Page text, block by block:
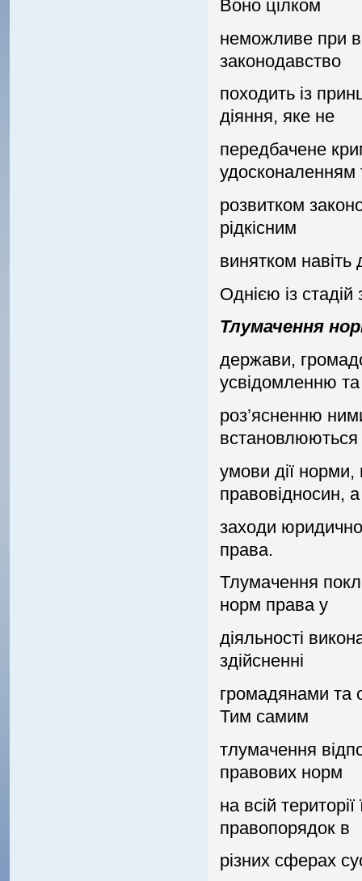
Воно цiлком
неможливе при
законодавство
походить iз
дiяння, яке не
передбачене
удосконаленням
розвитком
рiдкiсним
винятком навiть
Однiєю iз стадiй
Тлумачення
держави,
усвiдомленню та
роз’ясненню
встановлюються
умови дiї норми,
правовiдносин,
заходи
права.
Тлумачення
норм права у
дiяльностi
здiйсненнi
громадянами та
Тим самим
тлумачення
правових норм
на всiй територiї
правопорядок в
рiзних сферах